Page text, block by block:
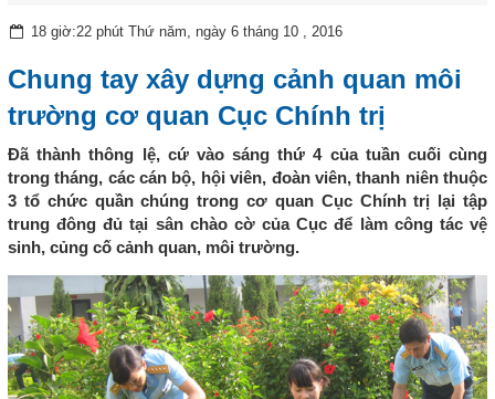
18 giờ:22 phút Thứ năm, ngày 6 tháng 10 , 2016
Chung tay xây dựng cảnh quan môi
trường cơ quan Cục Chính trị
Đã thành thông lệ, cứ vào sáng thứ 4 của tuần cuối cùng
trong tháng, các cán bộ, hội viên, đoàn viên, thanh niên thuộc
3 tổ chức quần chúng trong cơ quan Cục Chính trị lại tập
trung đông đủ tại sân chào cờ của Cục để làm công tác vệ
sinh, củng cố cảnh quan, môi trường.